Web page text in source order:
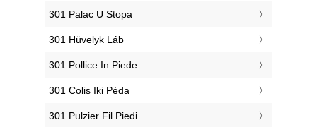
‎301 Palac U Stopa
‎301 Hüvelyk Láb
‎301 Pollice In Piede
‎301 Colis Iki Pėda
‎301 Pulzier Fil Piedi